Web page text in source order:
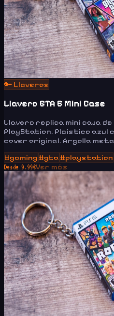
🔑 Llaveros
Llavero GTA 6 Mini Case
Llavero replica mini caja de
PlayStation. Plaistico azul
cover original. Argolla
#gaming #gta #playstation
Desde 9.99€Ver más